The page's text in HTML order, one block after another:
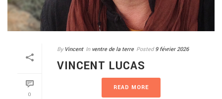
0
By Vincent In ventre de la terre Posted 9 février 2026
VINCENT LUCAS
READ MORE